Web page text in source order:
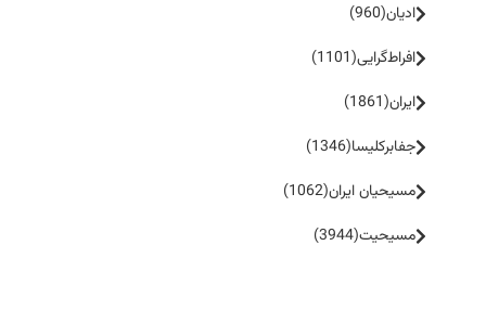
ادیان(960)
افراط‌گرایی(1101)
ایران(1861)
جفا‌بر‌کلیسا(1346)
مسیحیان ایران(1062)
مسیحیت(3944)